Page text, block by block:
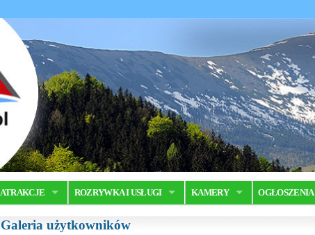
ATRAKCJE ROZRYWKA I USŁUGI KAMERY OGŁOSZENIA
Galeria użytkowników